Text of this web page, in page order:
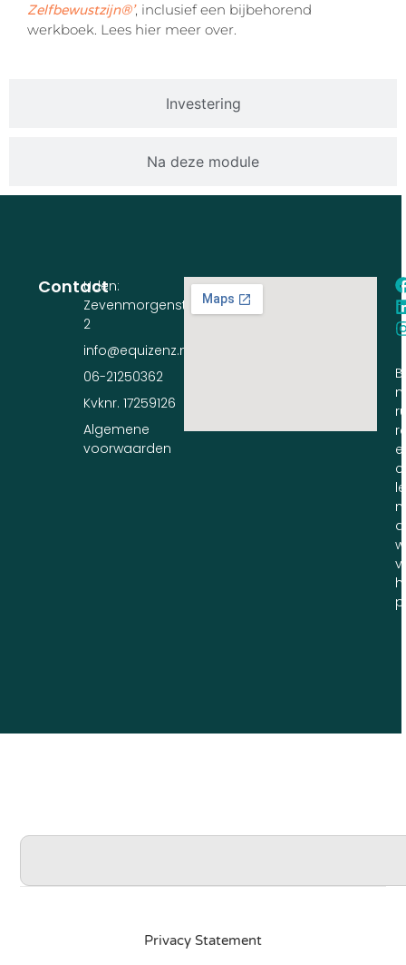
Investering
Na deze module
Zelfbewustzijn®’, inclusief een bijbehorend
werkboek. Lees hier meer over.
Contact
Uden:
Zevenmorgenstraat
2
info@equizenz.nl
06-21250362
Kvknr. 17259126
Algemene
voorwaarden
Privacy Statement